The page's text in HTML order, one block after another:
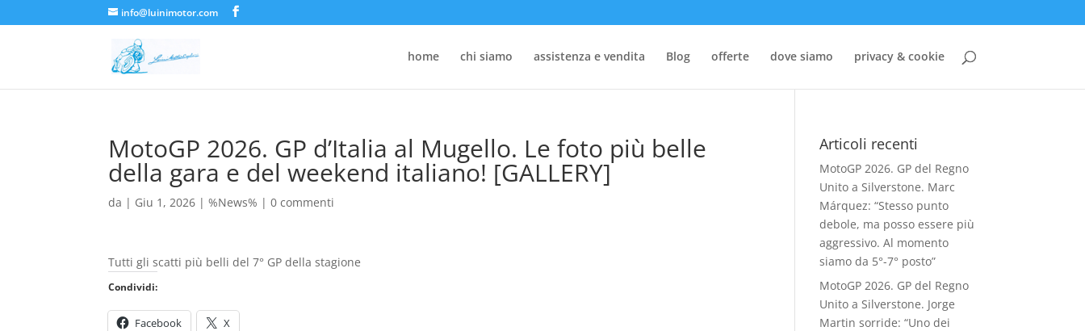
info@luinimotor.com
home chi siamo assistenza e vendita Blog offerte dove siamo privacy & cookie
MotoGP 2026. GP d’Italia al Mugello. Le foto più belle
della gara e del weekend italiano! [GALLERY]
da | Giu 1, 2026 |%News% |0 commenti
Tutti gli scatti più belli del 7° GP della stagione
Condividi:
Facebook X
Articoli recenti
MotoGP 2026. GP del Regno
Unito a Silverstone. Marc
Márquez: “Stesso punto
debole, ma posso essere più
aggressivo. Al momento
siamo da 5°-7° posto”
MotoGP 2026. GP del Regno
Unito a Silverstone. Jorge
Martin sorride: “Uno dei